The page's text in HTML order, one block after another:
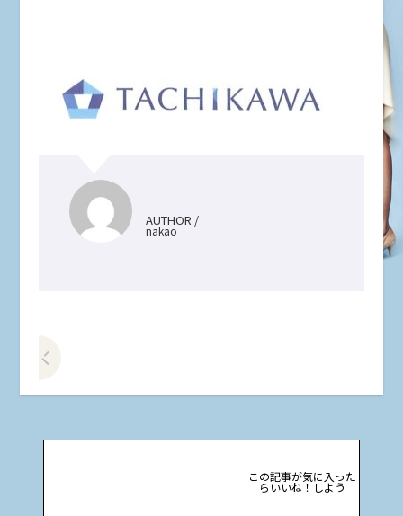
AUTHOR /
nakao
この記事が気に入った
らいいね！しよう